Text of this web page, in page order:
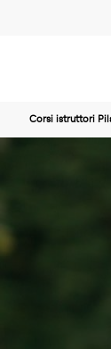
Corsi istruttori